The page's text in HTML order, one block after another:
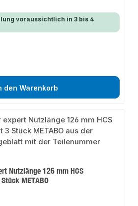
voraussichtlich in 3 bis 4
den Warenkorb
Nutzlänge 126 mm HCS
METABO